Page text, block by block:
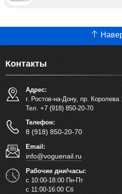
Контакты
Адрес:
г. Ростов-на-Дону, пр. Королева
Тел. +7 (918) 850-20-70
Телефон:
8 (918) 850-20-70
Email:
info@voguenail.ru
Рабочие дни/часы:
с 10:00-18:00 Пн-Пт
с 11:00-16:00 Сб